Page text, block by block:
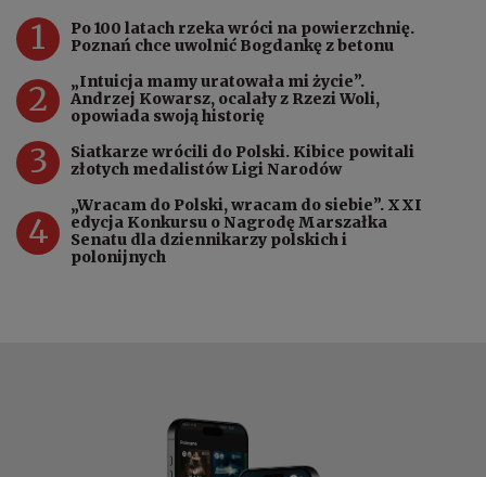
1
Po 100 latach rzeka wróci na powierzchnię.
Poznań chce uwolnić Bogdankę z betonu
2
„Intuicja mamy uratowała mi życie”.
Andrzej Kowarsz, ocalały z Rzezi Woli,
opowiada swoją historię
3
Siatkarze wrócili do Polski. Kibice powitali
złotych medalistów Ligi Narodów
4
„Wracam do Polski, wracam do siebie”. XXI
edycja Konkursu o Nagrodę Marszałka
Senatu dla dziennikarzy polskich i
polonijnych